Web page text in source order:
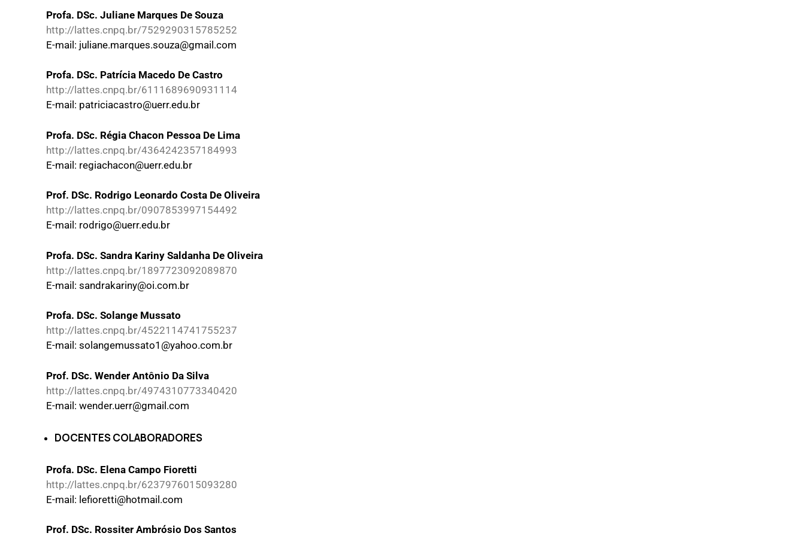
Profa. DSc. Juliane Marques De Souza
http://lattes.cnpq.br/7529290315785252
E-mail: juliane.marques.souza@gmail.com
Profa. DSc. Patrícia Macedo De Castro
http://lattes.cnpq.br/6111689690931114
E-mail: patriciacastro@uerr.edu.br
Profa. DSc. Régia Chacon Pessoa De Lima
http://lattes.cnpq.br/4364242357184993
E-mail: regiachacon@uerr.edu.br
Prof. DSc. Rodrigo Leonardo Costa De Oliveira
http://lattes.cnpq.br/0907853997154492
E-mail: rodrigo@uerr.edu.br
Profa. DSc. Sandra Kariny Saldanha De Oliveira
http://lattes.cnpq.br/1897723092089870
E-mail: sandrakariny@oi.com.br
Profa. DSc. Solange Mussato
http://lattes.cnpq.br/4522114741755237
E-mail: solangemussato1@yahoo.com.br
Prof. DSc. Wender Antônio Da Silva
http://lattes.cnpq.br/4974310773340420
E-mail: wender.uerr@gmail.com
DOCENTES COLABORADORES
Profa. DSc. Elena Campo Fioretti
http://lattes.cnpq.br/6237976015093280
E-mail: lefioretti@hotmail.com
Prof. DSc. Rossiter Ambrósio Dos Santos